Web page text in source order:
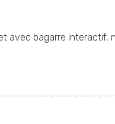
bagarre interactif,